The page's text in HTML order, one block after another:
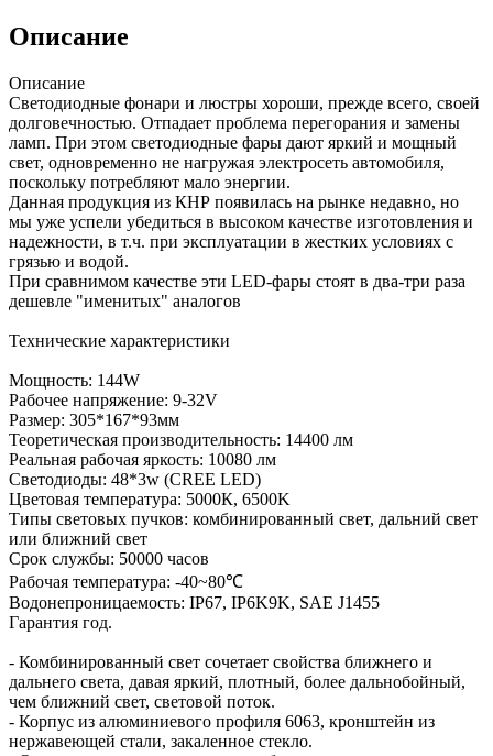
Описание
Описание
Светодиодные фонари и люстры хороши, прежде всего, своей
долговечностью. Отпадает проблема перегорания и замены
ламп. При этом светодиодные фары дают яркий и мощный
свет, одновременно не нагружая электросеть автомобиля,
поскольку потребляют мало энергии.
Данная продукция из КНР появилась на рынке недавно, но
мы уже успели убедиться в высоком качестве изготовления и
надежности, в т.ч. при эксплуатации в жестких условиях с
грязью и водой.
При сравнимом качестве эти LED-фары стоят в два-три раза
дешевле "именитых" аналогов
Технические характеристики
Мощность: 144W
Рабочее напряжение: 9-32V
Размер: 305*167*93мм
Теоретическая производительность: 14400 лм
Реальная рабочая яркость: 10080 лм
Светодиоды: 48*3w (CREE LED)
Цветовая температура: 5000К, 6500K
Типы световых пучков: комбинированный свет, дальний свет
или ближний свет
Срок службы: 50000 часов
Рабочая температура: -40~80℃
Водонепроницаемость: IP67, IP6K9K, SAE J1455
Гарантия год.
- Комбинированный свет сочетает свойства ближнего и
дальнего света, давая яркий, плотный, более дальнобойный,
чем ближний свет, световой поток.
- Корпус из алюминиевого профиля 6063, кронштейн из
нержавеющей стали, закаленное стекло.